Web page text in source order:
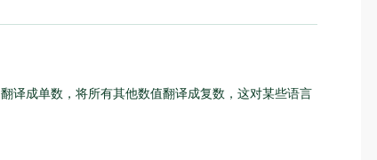
翻译成单数，将所有其他数值翻译成复数，这对某些语言